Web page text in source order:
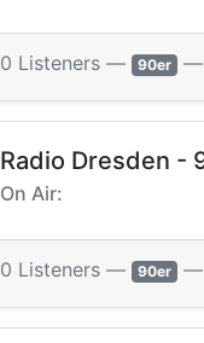
0 Listeners — 90er —
Radio Dresden -
On Air:
0 Listeners — 90er —